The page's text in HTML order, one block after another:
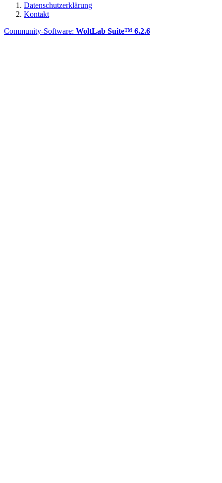
Datenschutzerklärung
Kontakt
Community-Software: WoltLab Suite™ 6.2.6